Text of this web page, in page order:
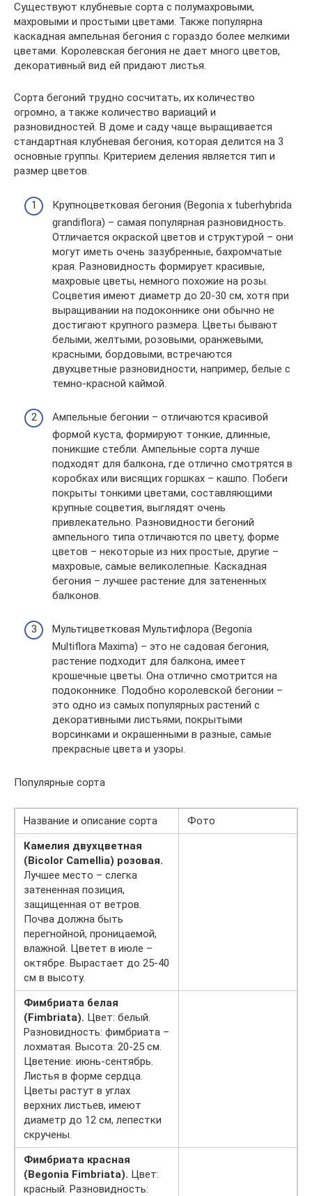
Существуют клубневые сорта с полумахровыми,
махровыми и простыми цветами. Также популярна
каскадная ампельная бегония с гораздо более мелкими
цветами. Королевская бегония не дает много цветов,
декоративный вид ей придают листья.
Сорта бегоний трудно сосчитать, их количество
огромно, а также количество вариаций и
разновидностей. В доме и саду чаще выращивается
стандартная клубневая бегония, которая делится на 3
основные группы. Критерием деления является тип и
размер цветов.
Крупноцветковая бегония (Begonia x tuberhybrida
grandiflora) – самая популярная разновидность.
Отличается окраской цветов и структурой – они
могут иметь очень зазубренные, бахромчатые
края. Разновидность формирует красивые,
махровые цветы, немного похожие на розы.
Соцветия имеют диаметр до 20-30 см, хотя при
выращивании на подоконнике они обычно не
достигают крупного размера. Цветы бывают
белыми, желтыми, розовыми, оранжевыми,
красными, бордовыми, встречаются
двухцветные разновидности, например, белые с
темно-красной каймой.
Ампельные бегонии – отличаются красивой
формой куста, формируют тонкие, длинные,
поникшие стебли. Ампельные сорта лучше
подходят для балкона, где отлично смотрятся в
коробках или висящих горшках – кашпо. Побеги
покрыты тонкими цветами, составляющими
крупные соцветия, выглядят очень
привлекательно. Разновидности бегоний
ампельного типа отличаются по цвету, форме
цветов – некоторые из них простые, другие –
махровые, самые великолепные. Каскадная
бегония – лучшее растение для затененных
балконов.
Мультицветковая Мультифлора (Begonia
Multiflora Maxima) – это не садовая бегония,
растение подходит для балкона, имеет
крошечные цветы. Она отлично смотрится на
подоконнике. Подобно королевской бегонии –
это одно из самых популярных растений с
декоративными листьями, покрытыми
ворсинками и окрашенными в разные, самые
прекрасные цвета и узоры.
Популярные сорта
Название и описание сорта
Фото
Камелия двухцветная
(Bicolor Camellia) розовая.
Лучшее место – слегка
затененная позиция,
защищенная от ветров.
Почва должна быть
перегнойной, проницаемой,
влажной. Цветет в июле –
октябре. Вырастает до 25-40
см в высоту.
Фимбриата белая
(Fimbriata). Цвет: белый.
Разновидность: фимбриата –
лохматая. Высота: 20-25 см.
Цветение: июнь-сентябрь.
Листья в форме сердца.
Цветы растут в углах
верхних листьев, имеют
диаметр до 12 см, лепестки
скручены.
Фимбриата красная
(Begonia Fimbriata). Цвет:
красный. Разновидность: